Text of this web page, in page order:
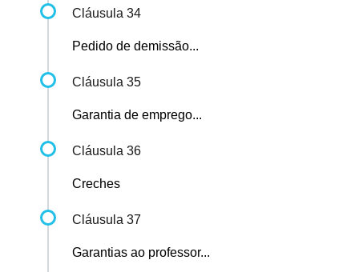
Cláusula 34
Pedido de demissão...
Cláusula 35
Garantia de emprego...
Cláusula 36
Creches
Cláusula 37
Garantias ao professor...